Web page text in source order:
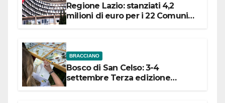
Regione Lazio: stanziati 4,2
milioni di euro per i 22 Comuni
BRACCIANO
Bosco di San Celso: 3-4
settembre Terza edizione